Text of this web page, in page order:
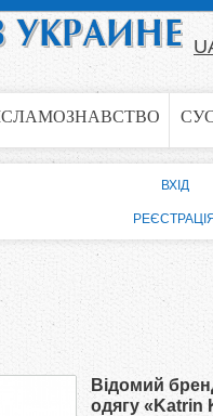
Відомий
одягу «Katrin
ВХІД